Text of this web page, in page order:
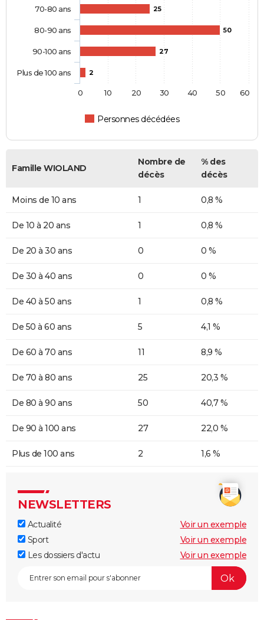
25
50
27
2
Personnes décédées
70-80 ans
80-90 ans
90-100 ans
Plus de 100 ans
0 10 20 30 40 50 60
Famille WIOLAND
Nombre de
décès
% des
décès
Moins de 10 ans 1 0,8 %
De 10 à 20 ans 1 0,8 %
De 20 à 30 ans 0 0 %
De 30 à 40 ans 0 0 %
De 40 à 50 ans 1 0,8 %
De 50 à 60 ans 5 4,1 %
De 60 à 70 ans 11 8,9 %
De 70 à 80 ans 25 20,3 %
De 80 à 90 ans 50 40,7 %
De 90 à 100 ans 27 22,0 %
Plus de 100 ans 2 1,6 %
NEWSLETTERS
Actualité
Voir un exemple
Sport
Voir un exemple
Les dossiers d'actu
Voir un exemple